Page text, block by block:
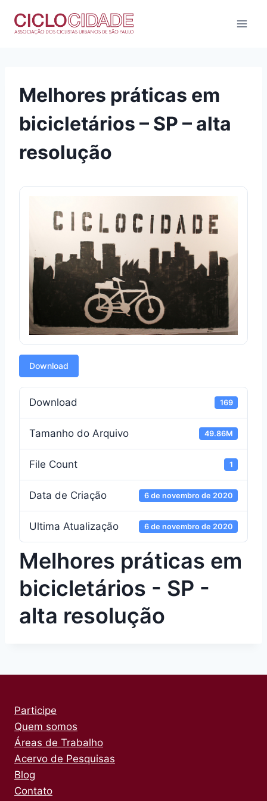
para
Melhores práticas em
bicicletários – SP – alta
resolução
Download
Download 169
Tamanho do Arquivo 49.86M
File Count 1
Data de Criação 6 de novembro de 2020
Ultima Atualização 6 de novembro de 2020
Melhores práticas em
bicicletários - SP -
alta resolução
Participe
Quem somos
Áreas de Trabalho
Acervo de Pesquisas
Blog
Contato